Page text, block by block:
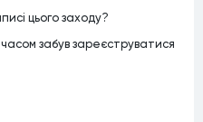
цього заходу?
забув зареєструватися